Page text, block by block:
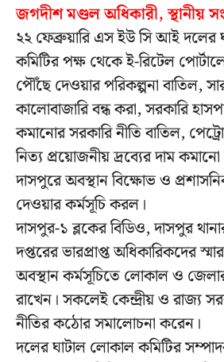
জগদীশ মণ্ডল অধিকারী, স্থানীয়
২২ ফেব্রুয়ারি এস ইউ সি আই দলের
কমিটির পক্ষ থেকে ই-রিটেল
পৌঁছে দেওয়ার পরিকল্পনা বাতিল,
কালোবাজারি বন্ধ করা, সরকারি
কমানোর সরকারি নীতি বাতিল,
নিত্য প্রয়োজনীয় দ্রব্যের দাম
দাসপুরে অবস্থান বিক্ষোভ ও
দেওয়ার কর্মসূচি করল।
দাসপুর-১ ব্লকের বিডিও, দাসপুর
দপ্তরের ভারপ্রাপ্ত অধিকারিকদের
অবস্থান কর্মসূচিতে লোকাল ও
রাখেন। সকলেই কেন্দ্রীয় ও রাজ্য
নীতির কঠোর সমালোচনা করেন।
দলের ঘাটাল লোকাল কমিটির